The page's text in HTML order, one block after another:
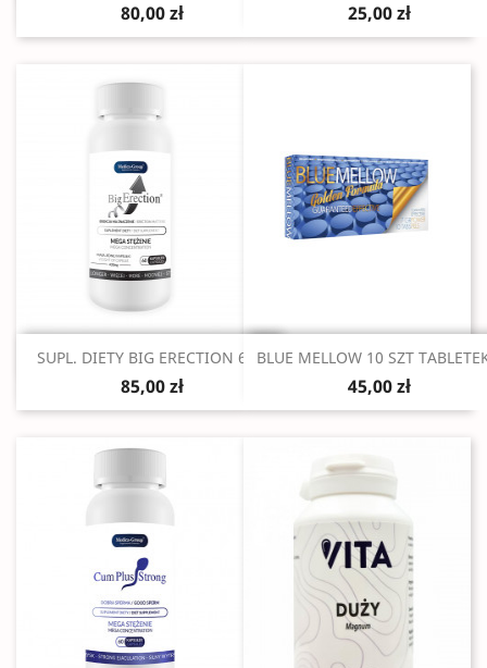
80,00 zł 25,00 zł
Szybki podgląd
SUPL. DIETY BIG ERECTION 60...
85,00 zł
Szybki podgląd
BLUE MELLOW 10 SZT
45,00 zł